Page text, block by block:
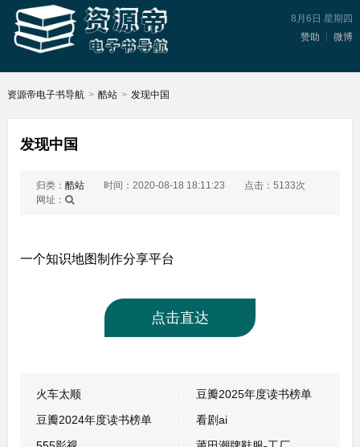
8月6日 星期四
赞助
微博
资源帝电子书导航 > 酷站 > 发现中国
发现中国
归类： 酷站 时间：2020-08-18 18:11:23
点击：5133次
网址：
一个知识地图制作分享平台
点击直达
火车太顺
豆瓣2025年度读书榜单
豆瓣2024年度读书榜单
看剧ai